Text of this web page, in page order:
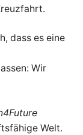
dass es eine
Wir
Welt.